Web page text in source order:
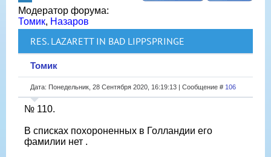
Модератор форума:
Томик, Назаров
RES. LAZARETT IN BAD LIPPSPRINGE
Томик
Дата: Понедельник, 28 Сентября 2020, 16:19:13 | Сообщение # 106
№ 110.
В списках похороненных в Голландии его
фамилии нет .